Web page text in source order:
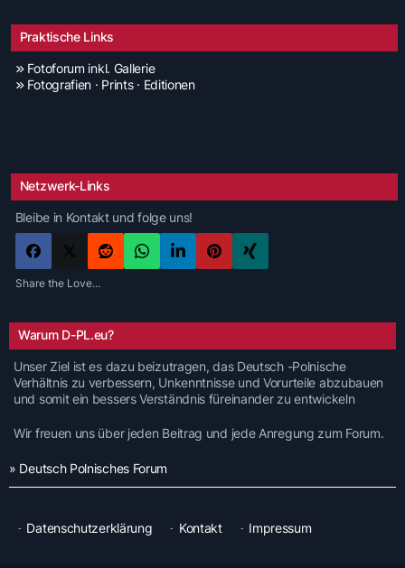
Praktische Links
Fotoforum inkl. Gallerie
Fotografien · Prints · Editionen
Netzwerk-Links
Bleibe in Kontakt und folge uns!
Share the Love...
Warum D-PL.eu?
Unser Ziel ist es dazu beizutragen, das Deutsch -Polnische
Verhältnis zu verbessern, Unkenntnisse und Vorurteile abzubauen
und somit ein bessers Verständnis füreinander zu entwickeln
Wir freuen uns über jeden Beitrag und jede Anregung zum Forum.
» Deutsch Polnisches Forum
Datenschutzerklärung Kontakt Impressum